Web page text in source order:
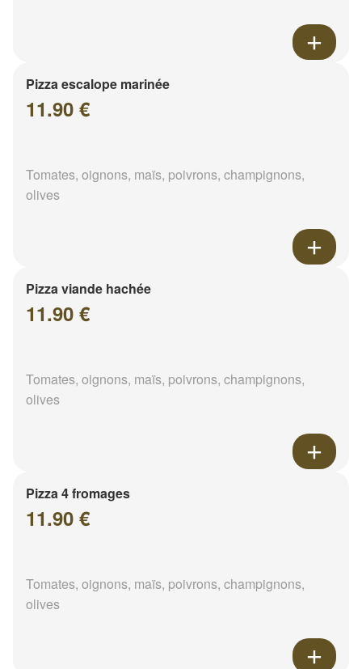
Pizza escalope marinée
11.90 €
Tomates, oignons, maïs, poivrons, champignons,
olives
Pizza viande hachée
11.90 €
Tomates, oignons, maïs, poivrons, champignons,
olives
Pizza 4 fromages
11.90 €
Tomates, oignons, maïs, poivrons, champignons,
olives